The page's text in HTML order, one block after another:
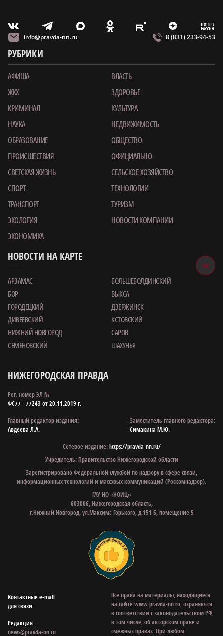
V T X O E Z m
info@pravda-nn.ru 8 (831) 233-94-53
РУБРИКИ
АФИША
ВЛАСТЬ
ЖКХ
ЗДОРОВЬЕ
КРИМИНАЛ
КУЛЬТУРА
НАУКА
НЕДВИЖИМОСТЬ
ОБРАЗОВАНИЕ
ОБЩЕСТВО
ПРОИСШЕСТВИЯ
ОФИЦИАЛЬНО
СВЕТСКАЯ ЖИЗНЬ
СЕЛЬСКОЕ ХОЗЯЙСТВО
СПОРТ
ТЕХНОЛОГИИ
ТРАНСПОРТ
ТУРИЗМ
ЭКОЛОГИЯ
НОВОСТИ КОМПАНИИ
ЭКОНОМИКА
НОВОСТИ НА КАРТЕ
АРЗАМАС
БОЛЬШЕБОЛДИНСКИЙ
БОР
ВЫКСА
ГОРОДЕЦКИЙ
ДЗЕРЖИНСК
ДИВЕЕВСКИЙ
КСТОВСКИЙ
НИЖНИЙ НОВГОРОД
САРОВ
СЕМЕНОВСКИЙ
ШАХУНЬЯ
НИЖЕГОРОДСКАЯ ПРАВДА
Рег. номер ЭЛ №
ФС77 – 77243 от 20.11.2019 г.
Главный редактор издания:
Авдеева Л.А.
Заместитель главного редактора:
Симакина М.Ю.
Сетевое издание:https://pravda-nn.ru/
Учредитель: Правительство Нижегородской области
Зарегистрировано Федеральной службой по надзору в сфере связи,
информационных технологий и массовых коммуникаций (Роскомнадзор).
ГАУ НО «НОИЦ»
603006, Нижегородская область,
г.Нижний Новгород, ул.Максима Горького, д.151 Б, помещение 5
Контактные e‑mail
для связи:
Редакция:
news@pravda-nn.ru
Все права на материалы, находящиеся
на сайте www.pravda-nn.ru, охраняются
в соответствии с законодательством РФ,
в том числе, об авторском праве и
смежных правах. При любом